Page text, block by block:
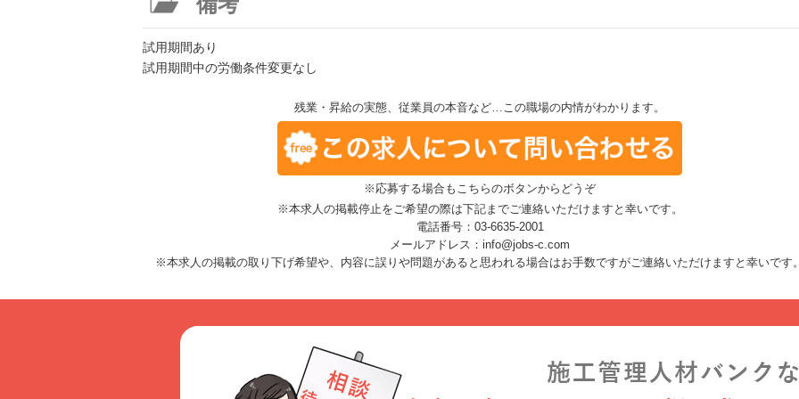
試用期間あり
試用期間中の労働条件変更なし
残業・昇給の実態、従業員の本音など…この職場の内情がわかります。
※応募する場合もこちらのボタンからどうぞ
※本求人の掲載停止をご希望の際は下記までご連絡いただけますと幸いです。
電話番号：03-6635-2001
メールアドレス：info@jobs-c.com
※本求人の掲載の取り下げ希望や、内容に誤りや問題があると思われる場合はお手数ですがご連絡いただけますと幸いです